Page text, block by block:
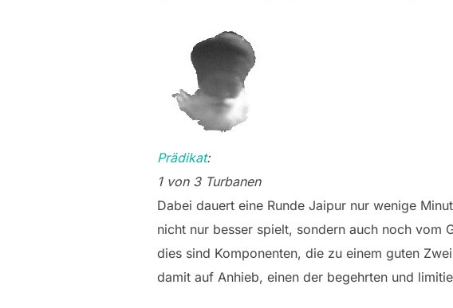
Prädikat:
1 von 3 Turbanen
Dabei dauert eine Runde Jaipur nur wenige
nicht nur besser spielt, sondern auch noch vom
dies sind Komponenten, die zu einem guten
damit auf Anhieb, einen der begehrten und